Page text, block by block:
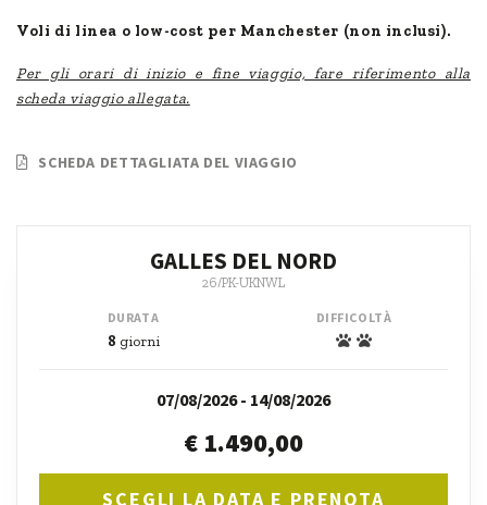
Voli di linea o low-cost per Manchester (non inclusi).
Per gli orari di inizio e fine viaggio, fare riferimento alla
scheda viaggio allegata.
SCHEDA DETTAGLIATA DEL VIAGGIO
GALLES DEL NORD
26/PK-UKNWL
DURATA
8 giorni
DIFFICOLTÀ
07/08/2026 - 14/08/2026
€ 1.490,00
SCEGLI LA DATA E PRENOTA